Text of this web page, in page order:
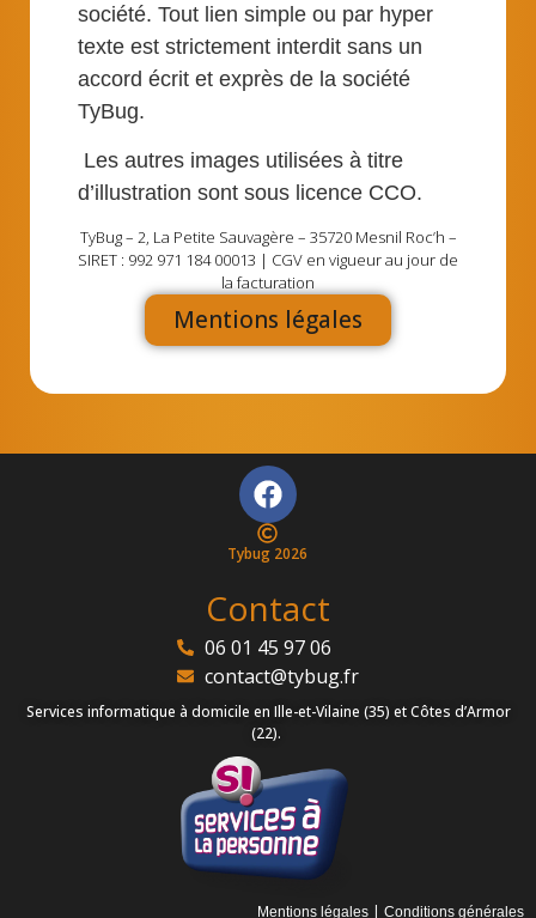
société. Tout lien simple ou par hyper
texte est strictement interdit sans un
accord écrit et exprès de la société
TyBug.
Les autres images utilisées à titre
d’illustration sont sous licence CCO.
TyBug – 2, La Petite Sauvagère – 35720 Mesnil Roc’h –
SIRET : 992 971 184 00013 | CGV en vigueur au jour de
la facturation
Mentions légales
Tybug 2026
06 01 45 97 06
contact@tybug.fr
Contact
Services informatique à domicile en Ille-et-Vilaine (35) et Côtes d’Armor
(22).
Mentions légales | Conditions générales